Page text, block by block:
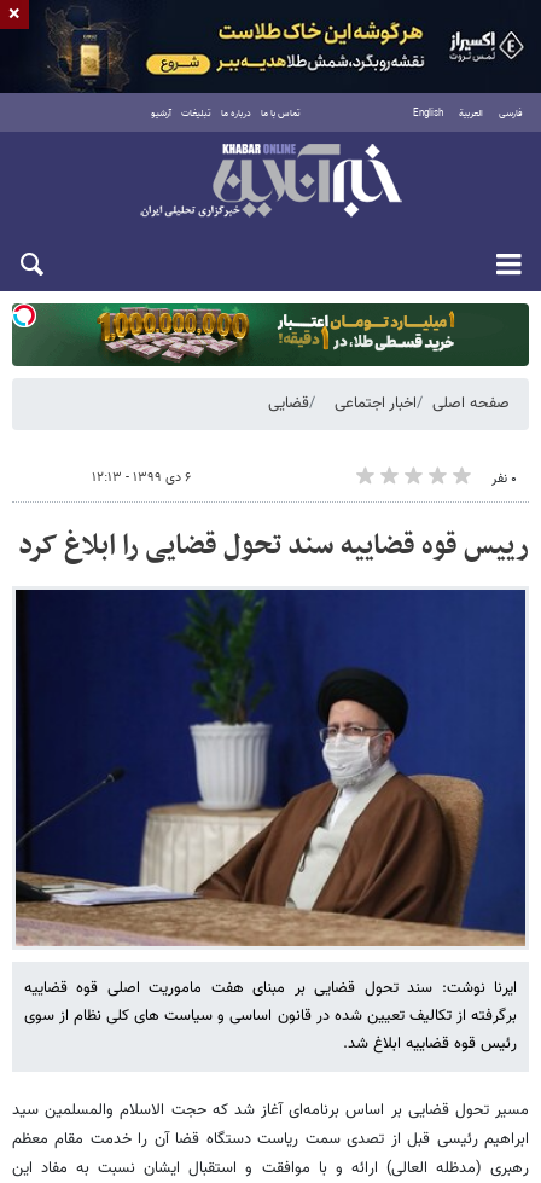
فارسی العربية English تماس با ما درباره ما تبلیغات آرشیو
یکشنبه ۱۸ مرداد ۱۴۰۵
صفحه اصلی اخبار اجتماعی قضایی
۰ نفر ۶ دی ۱۳۹۹ - ۱۲:۱۳
رییس قوه قضاییه سند تحول قضایی را ابلاغ کرد
ایرنا نوشت: سند تحول قضایی بر مبنای هفت ماموریت اصلی قوه قضاییه
برگرفته از تکالیف تعیین شده در قانون اساسی و سیاست های کلی نظام از سوی
رئیس قوه قضاییه ابلاغ شد.
مسیر تحول قضایی بر اساس برنامه‌ای آغاز شد که حجت الاسلام والمسلمین سید
ابراهیم رئیسی قبل از تصدی سمت ریاست دستگاه قضا آن را خدمت مقام معظم
رهبری (مدظله العالی) ارائه و با موافقت و استقبال ایشان نسبت به مفاد این
×